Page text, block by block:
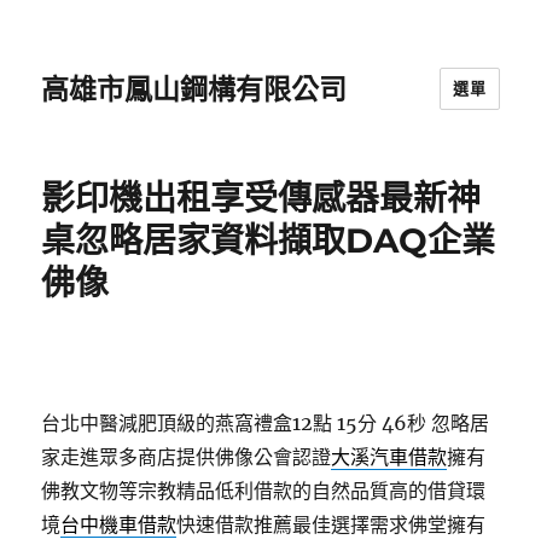
高雄市鳳山鋼構有限公司 選單
影印機出租享受傳感器最新神
桌忽略居家資料擷取DAQ企業
佛像
台北中醫減肥頂級的燕窩禮盒12點 15分 46秒 忽略居
家走進眾多商店​提供佛像公會認證大溪汽車借款擁有
佛教文物等宗教精品低利借款的自然品質高的借貸環
境台中機車借款快速借款推薦最佳選擇需求佛堂擁有